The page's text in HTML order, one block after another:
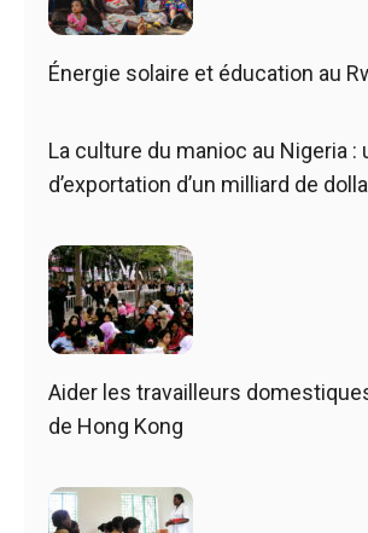
Énergie solaire et éducation au
La culture du manioc au Nigeria :
d’exportation d’un milliard de
Aider les travailleurs
de Hong Kong